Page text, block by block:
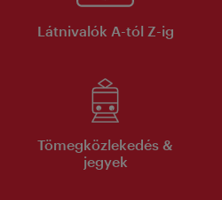
Látnivalók A-tól Z-ig
Tömegközlekedés &
jegyek